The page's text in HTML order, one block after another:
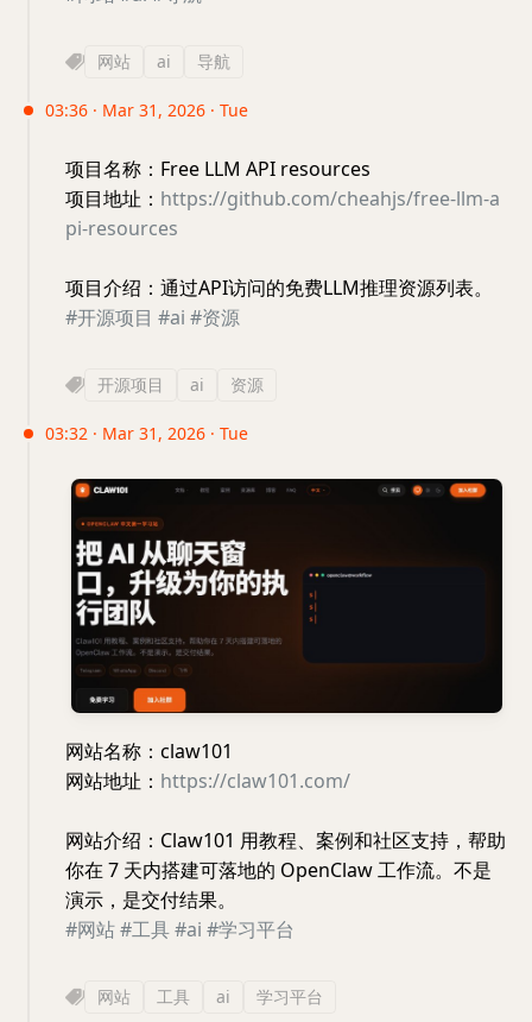
网站 ai 导航
03:36 · Mar 31, 2026 · Tue
项目名称：Free LLM API resources
项目地址： https://github.com/cheahjs/free-llm-a
pi-resources
项目介绍：通过API访问的免费LLM推理资源列表。
#开源项目 #ai #资源
开源项目 ai 资源
03:32 · Mar 31, 2026 · Tue
网站名称：claw101
网站地址： https://claw101.com/
网站介绍：Claw101 用教程、案例和社区支持，帮助
你在 7 天内搭建可落地的 OpenClaw 工作流。不是
演示，是交付结果。
#网站#工具#ai #学习平台
网站 工具 ai 学习平台